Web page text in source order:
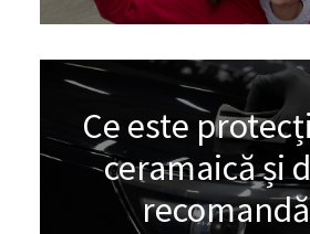
Ce este
ceramaică și